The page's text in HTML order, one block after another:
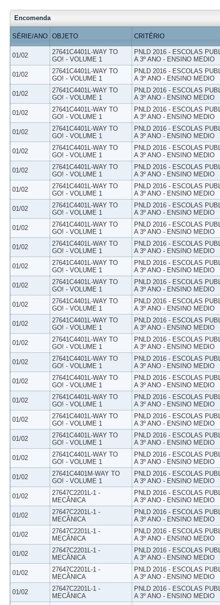
Encomenda
SÉRIE/ANO OBJETO CRITÉRIO
01/02
27641C4401L-WAY TO
GO! - VOLUME 1
PNLD 2016 - ESCOLAS
A 3º ANO - ENSINO MEDIO
01/02
27641C4401L-WAY TO
GO! - VOLUME 1
PNLD 2016 - ESCOLAS
A 3º ANO - ENSINO MEDIO
01/02
27641C4401L-WAY TO
GO! - VOLUME 1
PNLD 2016 - ESCOLAS
A 3º ANO - ENSINO MEDIO
01/02
27641C4401L-WAY TO
GO! - VOLUME 1
PNLD 2016 - ESCOLAS
A 3º ANO - ENSINO MEDIO
01/02
27641C4401L-WAY TO
GO! - VOLUME 1
PNLD 2016 - ESCOLAS
A 3º ANO - ENSINO MEDIO
01/02
27641C4401L-WAY TO
GO! - VOLUME 1
PNLD 2016 - ESCOLAS
A 3º ANO - ENSINO MEDIO
01/02
27641C4401L-WAY TO
GO! - VOLUME 1
PNLD 2016 - ESCOLAS
A 3º ANO - ENSINO MEDIO
01/02
27641C4401L-WAY TO
GO! - VOLUME 1
PNLD 2016 - ESCOLAS
A 3º ANO - ENSINO MEDIO
01/02
27641C4401L-WAY TO
GO! - VOLUME 1
PNLD 2016 - ESCOLAS
A 3º ANO - ENSINO MEDIO
01/02
27641C4401L-WAY TO
GO! - VOLUME 1
PNLD 2016 - ESCOLAS
A 3º ANO - ENSINO MEDIO
01/02
27641C4401L-WAY TO
GO! - VOLUME 1
PNLD 2016 - ESCOLAS
A 3º ANO - ENSINO MEDIO
01/02
27641C4401L-WAY TO
GO! - VOLUME 1
PNLD 2016 - ESCOLAS
A 3º ANO - ENSINO MEDIO
01/02
27641C4401L-WAY TO
GO! - VOLUME 1
PNLD 2016 - ESCOLAS
A 3º ANO - ENSINO MEDIO
01/02
27641C4401L-WAY TO
GO! - VOLUME 1
PNLD 2016 - ESCOLAS
A 3º ANO - ENSINO MEDIO
01/02
27641C4401L-WAY TO
GO! - VOLUME 1
PNLD 2016 - ESCOLAS
A 3º ANO - ENSINO MEDIO
01/02
27641C4401L-WAY TO
GO! - VOLUME 1
PNLD 2016 - ESCOLAS
A 3º ANO - ENSINO MEDIO
01/02
27641C4401L-WAY TO
GO! - VOLUME 1
PNLD 2016 - ESCOLAS
A 3º ANO - ENSINO MEDIO
01/02
27641C4401L-WAY TO
GO! - VOLUME 1
PNLD 2016 - ESCOLAS
A 3º ANO - ENSINO MEDIO
01/02
27641C4401L-WAY TO
GO! - VOLUME 1
PNLD 2016 - ESCOLAS
A 3º ANO - ENSINO MEDIO
01/02
27641C4401L-WAY TO
GO! - VOLUME 1
PNLD 2016 - ESCOLAS
A 3º ANO - ENSINO MEDIO
01/02
27641C4401L-WAY TO
GO! - VOLUME 1
PNLD 2016 - ESCOLAS
A 3º ANO - ENSINO MEDIO
01/02
27641C4401L-WAY TO
GO! - VOLUME 1
PNLD 2016 - ESCOLAS
A 3º ANO - ENSINO MEDIO
01/02
27641C4401M-WAY TO
GO! - VOLUME 1
PNLD 2016 - ESCOLAS
A 3º ANO - ENSINO MEDIO
01/02
27647C2201L-1 -
MECÂNICA
PNLD 2016 - ESCOLAS
A 3º ANO - ENSINO MEDIO
01/02
27647C2201L-1 -
MECÂNICA
PNLD 2016 - ESCOLAS
A 3º ANO - ENSINO MEDIO
01/02
27647C2201L-1 -
MECÂNICA
PNLD 2016 - ESCOLAS
A 3º ANO - ENSINO MEDIO
01/02
27647C2201L-1 -
MECÂNICA
PNLD 2016 - ESCOLAS
A 3º ANO - ENSINO MEDIO
01/02
27647C2201L-1 -
MECÂNICA
PNLD 2016 - ESCOLAS
A 3º ANO - ENSINO MEDIO
01/02
27647C2201L-1 -
MECÂNICA
PNLD 2016 - ESCOLAS
A 3º ANO - ENSINO MEDIO